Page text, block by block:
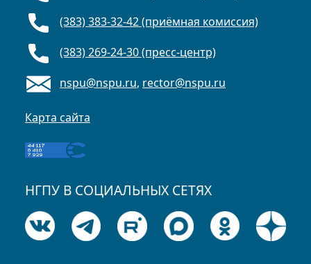
(383) 383-32-42 (приёмная комиссия)
(383) 269-24-30 (пресс-центр)
nspu@nspu.ru, rector@nspu.ru
Карта сайта
НГПУ В СОЦИАЛЬНЫХ СЕТЯХ